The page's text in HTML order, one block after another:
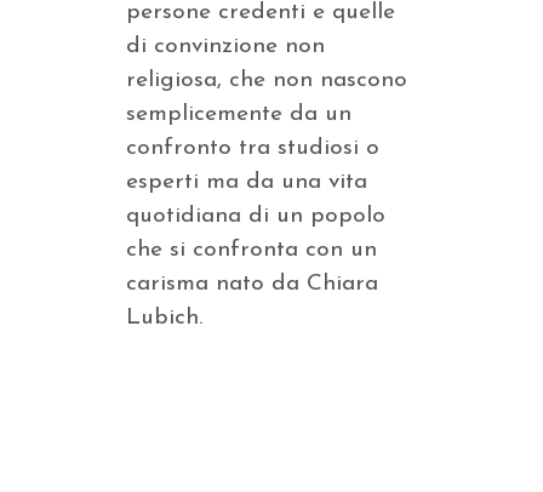
persone credenti e quelle
di convinzione non
religiosa, che non nascono
semplicemente da un
confronto tra studiosi o
esperti ma da una vita
quotidiana di un popolo
che si confronta con un
carisma nato da Chiara
Lubich.